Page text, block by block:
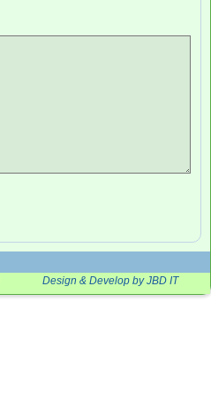
Design & Develop by JBD IT